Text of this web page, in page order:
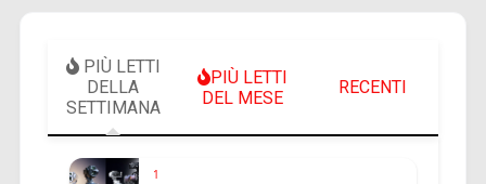
PIÙ LETTI
DELLA
SETTIMANA
PIÙ LETTI
DEL MESE
RECENTI
1